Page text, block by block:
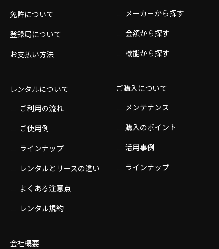
免許について
登録局について
お支払い方法
レンタルについて
ご利用の流れ
ご使用例
ラインナップ
レンタルとリースの違い
よくある注意点
レンタル規約
会社概要
メーカーから探す
金額から探す
機能から探す
ご購入について
メンテナンス
購入のポイント
活用事例
ラインナップ